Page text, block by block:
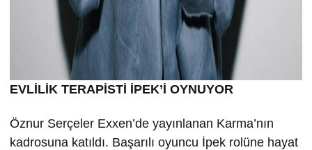
EVLİLİK TERAPİSTİ İPEK’İ OYNUYOR
Öznur Serçeler Exxen’de yayınlanan Karma’nın
kadrosuna katıldı. Başarılı oyuncu İpek rolüne hayat